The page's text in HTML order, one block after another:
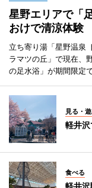
星野エリアで「
おけで清涼体験
立ち寄り湯「星野温泉
ラマツの丘」で現在、
の足水浴」が期間限定
見る・
軽井
食べる
軽井